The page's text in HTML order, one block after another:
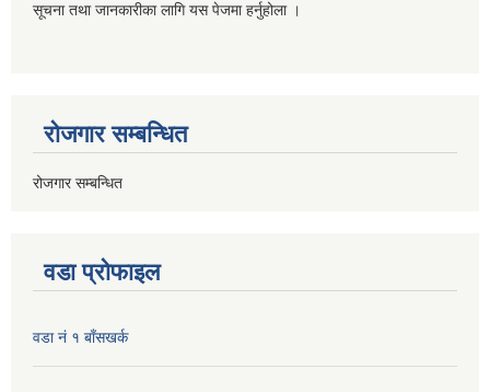
सूचना तथा जानकारीका लागि यस पेजमा हर्नुहोला ।
रोजगार सम्बन्धित
रोजगार सम्बन्धित
वडा प्रोफाइल
वडा नं १ बाँसखर्क